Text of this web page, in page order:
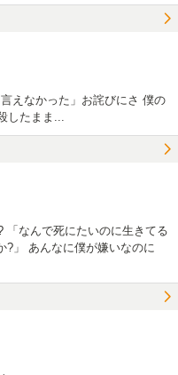
えなかった」お詫びにさ 僕の
したまま...
「なんで死にたいのに生きてる
?」 あんなに僕が嫌いなのに